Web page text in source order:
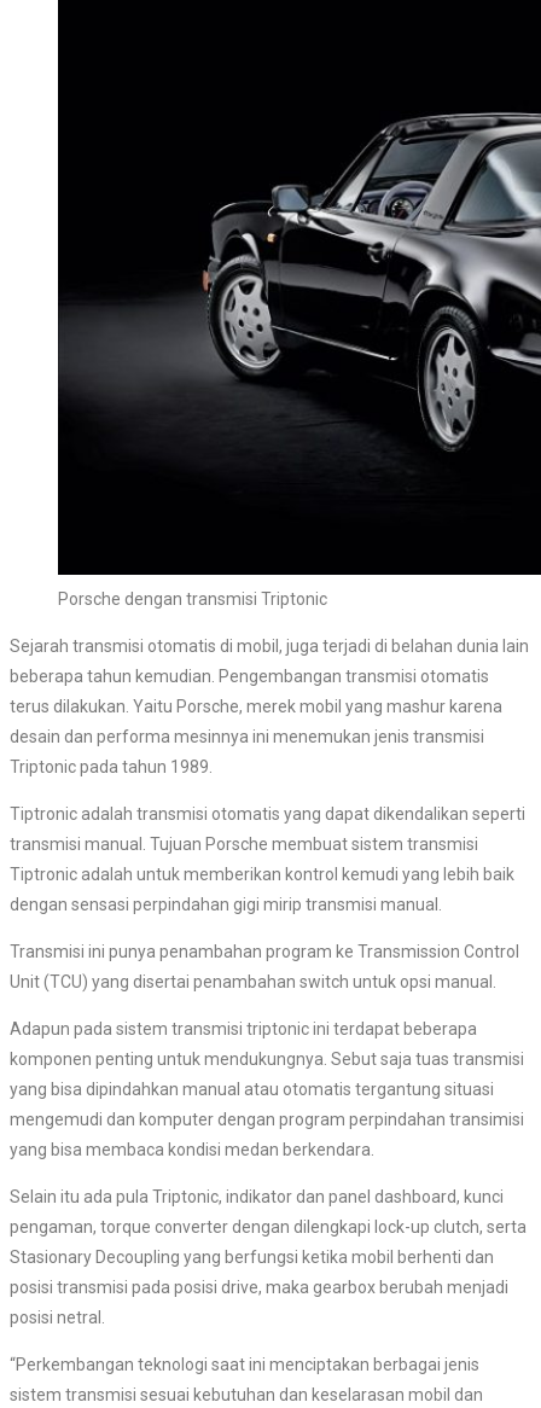
Porsche dengan transmisi Triptonic
Sejarah transmisi otomatis di mobil, juga terjadi di belahan dunia lain
beberapa tahun kemudian. Pengembangan transmisi otomatis
terus dilakukan. Yaitu Porsche, merek mobil yang mashur karena
desain dan performa mesinnya ini menemukan jenis transmisi
Triptonic pada tahun 1989.
Tiptronic adalah transmisi otomatis yang dapat dikendalikan seperti
transmisi manual. Tujuan Porsche membuat sistem transmisi
Tiptronic adalah untuk memberikan kontrol kemudi yang lebih baik
dengan sensasi perpindahan gigi mirip transmisi manual.
Transmisi ini punya penambahan program ke Transmission Control
Unit (TCU) yang disertai penambahan switch untuk opsi manual.
Adapun pada sistem transmisi triptonic ini terdapat beberapa
komponen penting untuk mendukungnya. Sebut saja tuas transmisi
yang bisa dipindahkan manual atau otomatis tergantung situasi
mengemudi dan komputer dengan program perpindahan transimisi
yang bisa membaca kondisi medan berkendara.
Selain itu ada pula Triptonic, indikator dan panel dashboard, kunci
pengaman, torque converter dengan dilengkapi lock-up clutch, serta
Stasionary Decoupling yang berfungsi ketika mobil berhenti dan
posisi transmisi pada posisi drive, maka gearbox berubah menjadi
posisi netral.
“Perkembangan teknologi saat ini menciptakan berbagai jenis
sistem transmisi sesuai kebutuhan dan keselarasan mobil dan